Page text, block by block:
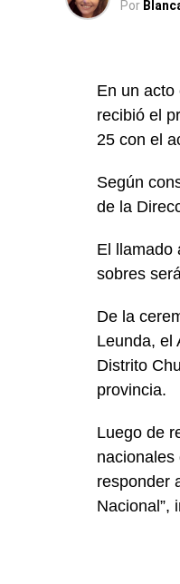
Por
En un acto
recibió el
25 con el
Según
de la
El llamado
sobres
De la
Leunda, el
Distrito
provincia.
Luego de
responder
Nacional”,